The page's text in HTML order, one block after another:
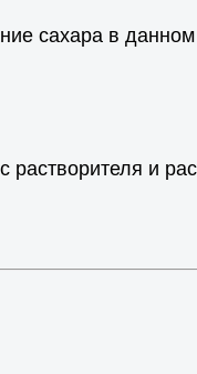
сахара в
и